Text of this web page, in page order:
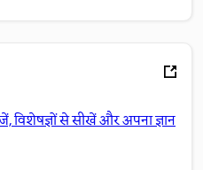
विशेषज्ञों से सीखें और अपना ज्ञान